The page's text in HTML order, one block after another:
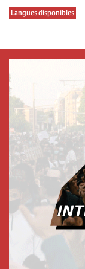
Langues disponibles